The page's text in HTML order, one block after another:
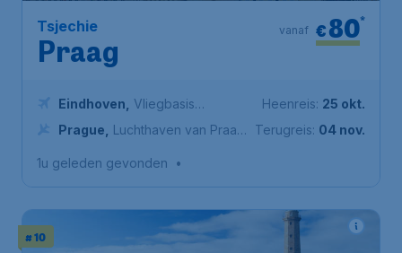
Tsjechie
Praag
€80*
vanaf
Eindhoven
Vliegbasis
Eindhoven
Prague
Luchthaven van Praag
Heenreis: 25 okt.
Terugreis: 04 nov.
1u geleden gevonden •
# 10